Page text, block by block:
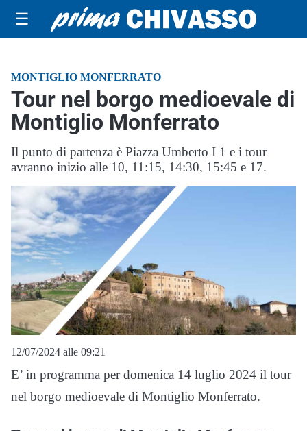
☰
MONTIGLIO MONFERRATO
Tour nel borgo medioevale di
Montiglio Monferrato
Il punto di partenza è Piazza Umberto I 1 e i tour
avranno inizio alle 10, 11:15, 14:30, 15:45 e 17.
12/07/2024 alle 09:21
E’ in programma per domenica 14 luglio 2024 il tour
nel borgo medioevale di Montiglio Monferrato.